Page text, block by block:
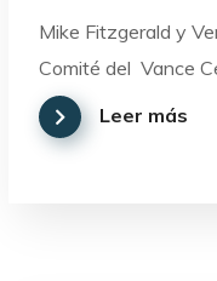
Mike Fitzgerald y
Comité del Vance
Leer más